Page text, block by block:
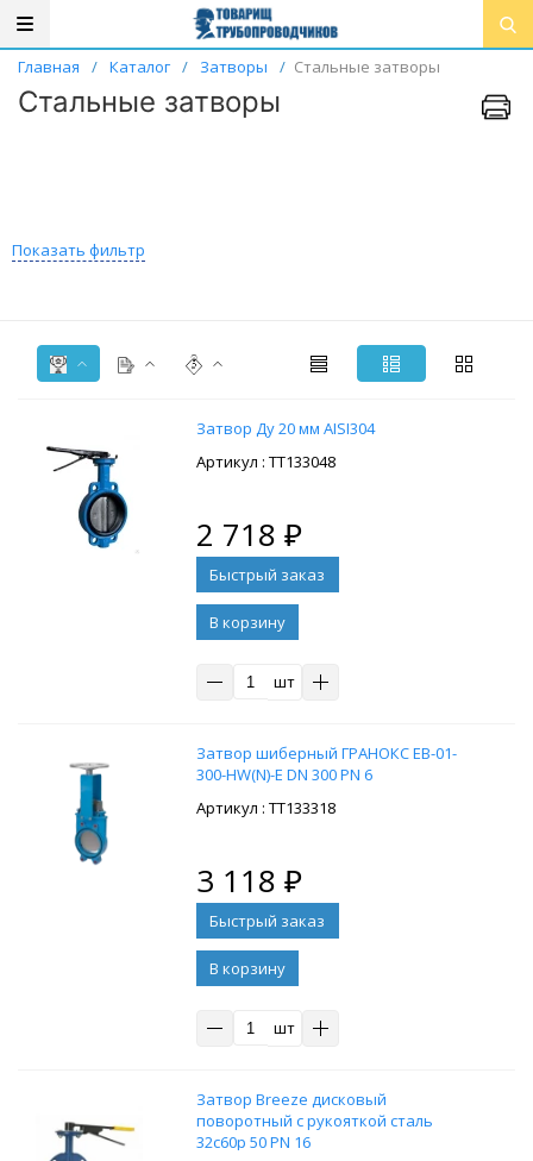
Главная / Каталог / Затворы / Стальные затворы
Стальные затворы
Показать фильтр
Затвор Ду 20 мм AISI304
: ТТ133048
2 718 ₽
В корзину
шт
Затвор шиберный ГРАНОКС EB-01-
300-HW(N)-E DN 300 PN 6
: ТТ133318
3 118 ₽
В корзину
шт
Затвор Breeze дисковый
поворотный с рукояткой сталь
32с60р 50 PN 16